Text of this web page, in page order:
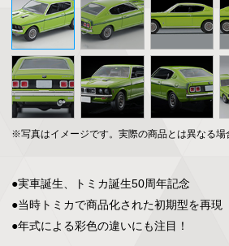
※写真はイメージです。実際の商品とは異なる場
●実車誕生、トミカ誕生50周年記念
●当時トミカで商品化された初期型を再現
●年式による彩色の違いにも注目！